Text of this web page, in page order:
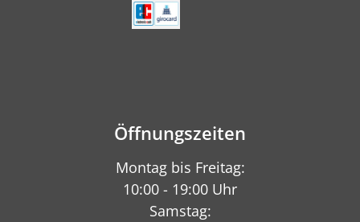
Öffnungszeiten
Montag bis Freitag:
10:00 - 19:00 Uhr
Samstag: